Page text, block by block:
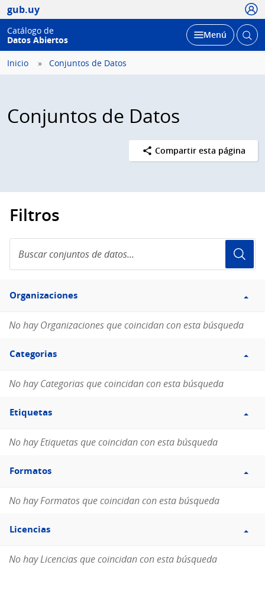
gub.uy
Catálogo de
Datos Abiertos
Desplegar
Menú Abrir
Inicio Conjuntos de Datos
Conjuntos de Datos
Compartir esta página
Filtros
conjuntos
de
Filtro
Organizaciones
Organizaciones
No hay Organizaciones que coincidan con esta búsqueda
Filtro
Categorias
Categorias
No hay Categorias que coincidan con esta búsqueda
Filtro
Etiquetas
Etiquetas
No hay Etiquetas que coincidan con esta búsqueda
Filtro
Formatos
Formatos
No hay Formatos que coincidan con esta búsqueda
Filtro
Licencias
Licencias
No hay Licencias que coincidan con esta búsqueda